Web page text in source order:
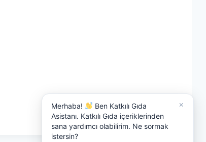
×
Merhaba!
Ben Katkılı Gıda
Asistanı. Katkılı Gıda içeriklerinden
sana yardımcı olabilirim. Ne sormak
istersin?